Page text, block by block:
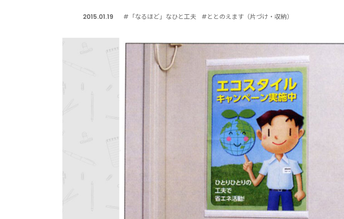
2015.01.19 #「なるほど」なひと工夫 #ととのえます（片づけ・収納）